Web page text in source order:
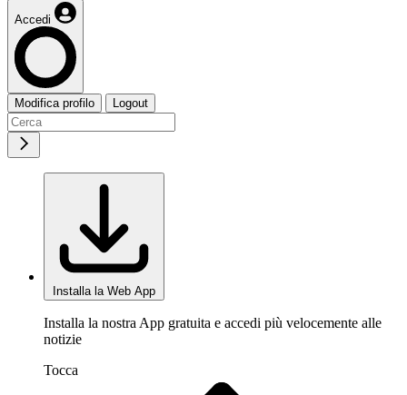
Accedi
Modifica profilo Logout
Installa la Web App
Installa la nostra App gratuita e accedi più velocemente alle
notizie
Tocca